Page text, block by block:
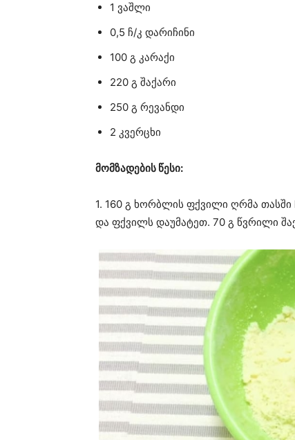
1 ვაშლი
0,5 ჩ/კ დარიჩინი
100 გ კარაქი
220 გ შაქარი
250 გ რევანდი
2 კვერცხი
მომზადების წესი:
1. 160 გ ხორბლის ფქვილი ღრმა
და ფქვილს დაუმატეთ. 70 გ წვრილი